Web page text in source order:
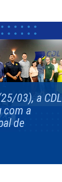
03), a CDL
com a
de